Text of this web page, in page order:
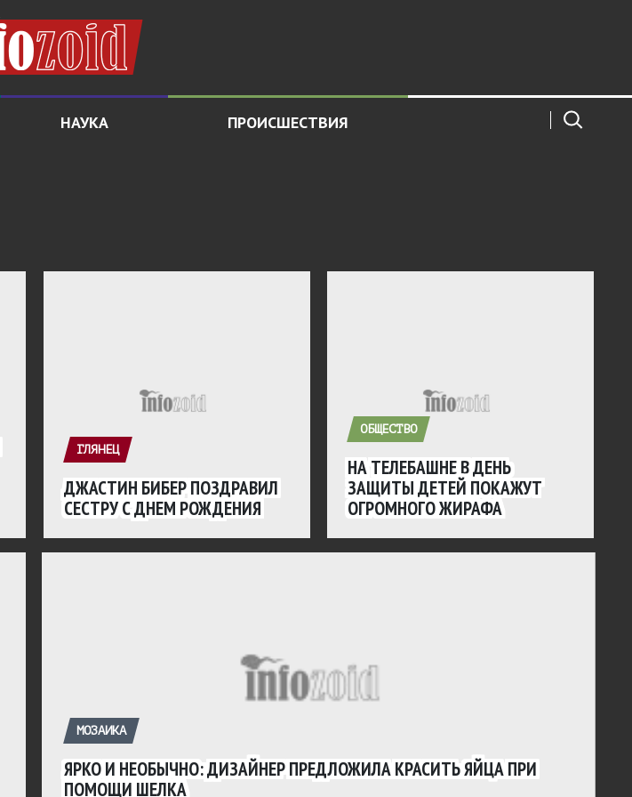
НАУКА ПРОИСШЕСТВИЯ
ГЛЯНЕЦ
ДЖАСТИН БИБЕР ПОЗДРАВИЛ
СЕСТРУ С ДНЕМ РОЖДЕНИЯ
ОБЩЕСТВО
НА ТЕЛЕБАШНЕ В ДЕНЬ
ЗАЩИТЫ ДЕТЕЙ ПОКАЖУТ
ОГРОМНОГО ЖИРАФА
МОЗАИКА
ЯРКО И НЕОБЫЧНО: ДИЗАЙНЕР ПРЕДЛОЖИЛА КРАСИТЬ ЯЙЦА ПРИ
ПОМОЩИ ШЕЛКА